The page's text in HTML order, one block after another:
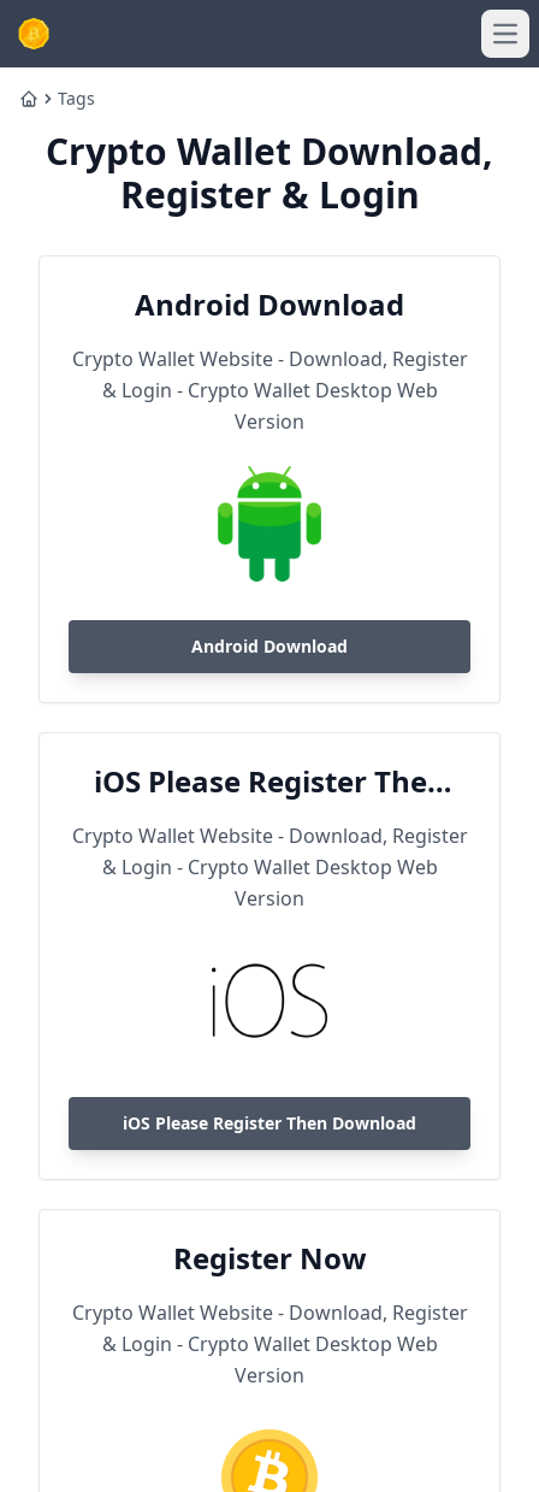
HomeTags
Crypto Wallet Download,
Register & Login
Android Download
Crypto Wallet Website - Download, Register
& Login - Crypto Wallet Desktop Web
Version
Android Download
iOS Please Register Then
Download
Crypto Wallet Website - Download, Register
& Login - Crypto Wallet Desktop Web
Version
iOS Please Register Then Download
Register Now
Crypto Wallet Website - Download, Register
& Login - Crypto Wallet Desktop Web
Version